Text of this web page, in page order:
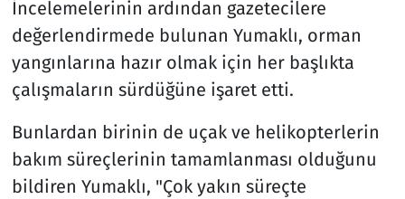
İncelemelerinin ardından gazetecilere
değerlendirmede bulunan Yumaklı, orman
yangınlarına hazır olmak için her başlıkta
çalışmaların sürdüğüne işaret etti.
Bunlardan birinin de uçak ve helikopterlerin
bakım süreçlerinin tamamlanması olduğunu
bildiren Yumaklı, "Çok yakın süreçte